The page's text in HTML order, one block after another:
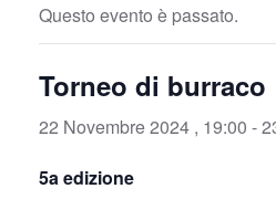
Questo evento è passato.
Torneo di burraco
22 Novembre 2024 , 19:00 -
5a edizione